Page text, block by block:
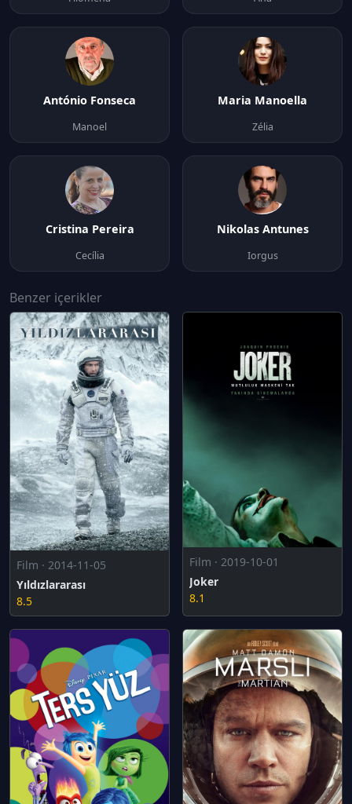
António Fonseca
Manoel
Maria Manoella
Zélia
Cristina Pereira
Cecília
Nikolas Antunes
Iorgus
Benzer içerikler
Film · 2014-11-05
Yıldızlararası
8.5
Film · 2019-10-01
Joker
8.1